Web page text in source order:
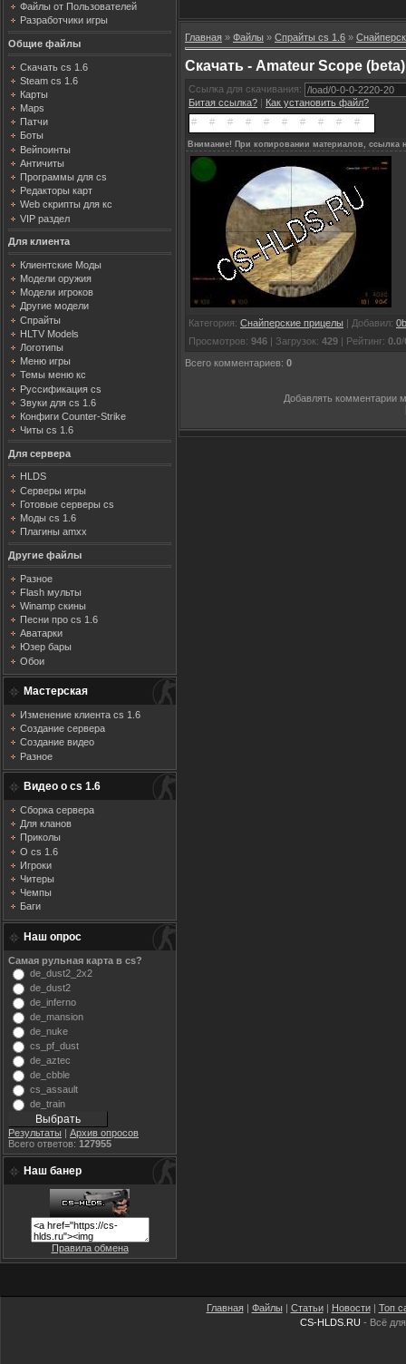
Файлы от Пользователей
Разработчики игры
Общие файлы
Скачать cs 1.6
Steam cs 1.6
Карты
Maps
Патчи
Боты
Вейпоинты
Античиты
Программы для cs
Редакторы карт
Web скрипты для кс
VIP раздел
Для клиента
Клиентские Моды
Модели оружия
Модели игроков
Другие модели
Спрайты
HLTV Models
Логотипы
Меню игры
Темы меню кс
Руссификация cs
Звуки для cs 1.6
Конфиги Counter-Strike
Читы cs 1.6
Для сервера
HLDS
Серверы игры
Готовые серверы cs
Моды cs 1.6
Плагины amxx
Другие файлы
Разное
Flash мульты
Winamp скины
Песни про cs 1.6
Аватарки
Юзер бары
Обои
Мастерская
Изменение клиента cs 1.6
Создание сервера
Создание видео
Разное
Видео о cs 1.6
Сборка сервера
Для кланов
Приколы
О cs 1.6
Игроки
Читеры
Чемпы
Баги
Наш опрос
Самая рульная карта в cs?
de_dust2_2x2
de_dust2
de_inferno
de_mansion
de_nuke
cs_pf_dust
de_aztec
de_cbble
cs_assault
de_train
Результаты | Архив опросов
Всего ответов: 127955
Наш банер
Правила обмена
Главная » Файлы » Спрайты cs 1.6 »
Скачать - Amateur Scope (beta)
Ссылка для скачивания:
Битая ссылка? | Как установить файл?
Внимание! При копировании материалов, ссылка
Категория: Снайперские прицелы | Добавил:
Просмотров: 946 | Загрузок: 429 | Рейтинг: 0.0/
Всего комментариев: 0
Добавлять комментарии
Главная| Файлы | Статьи| Новости| Топ
CS-HLDS.RU - Всё